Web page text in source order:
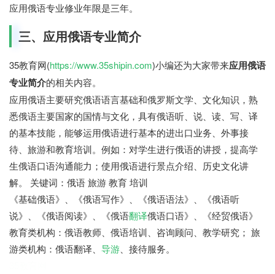
应用俄语专业修业年限是三年。
三、应用俄语专业简介
35教育网(https://www.35shipin.com)小编还为大家带来应用俄语
专业简介的相关内容。
应用俄语主要研究俄语语言基础和俄罗斯文学、文化知识，熟
悉俄语主要国家的国情与文化，具有俄语听、说、读、写、译
的基本技能，能够运用俄语进行基本的进出口业务、外事接
待、旅游和教育培训。例如：对学生进行俄语的讲授，提高学
生俄语口语沟通能力；使用俄语进行景点介绍、历史文化讲
解。 关键词：俄语 旅游 教育 培训
《基础俄语》、《俄语写作》、《俄语语法》、《俄语听
说》、《俄语阅读》、《俄语翻译俄语口语》、《经贸俄语》
教育类机构：俄语教师、俄语培训、咨询顾问、教学研究； 旅
游类机构：俄语翻译、 导游 、接待服务。